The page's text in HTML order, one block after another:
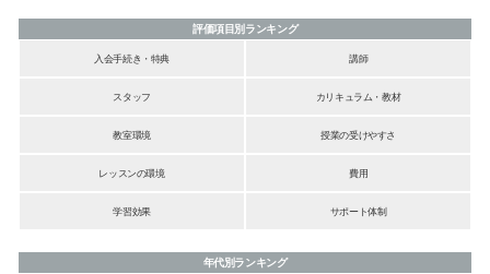
評価項目別ランキング
入会手続き・特典
講師
スタッフ カリキュラム・教材
教室環境 授業の受けやすさ
レッスンの環境 費用
学習効果 サポート体制
年代別ランキング